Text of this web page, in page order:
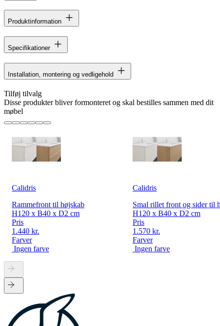
Produktinformation
Specifikationer
Installation, montering og vedligehold
Tilføj tilvalg
Disse produkter bliver formonteret og skal bestilles sammen med dit
møbel
Calidris
Rammefront til højskab
H120 x B40 x D2 cm
Pris
1.440 kr.
Farver
Ingen farve
Calidris
Smal rillet front og sider til
H120 x B40 x D2 cm
Pris
1.570 kr.
Farver
Ingen farve